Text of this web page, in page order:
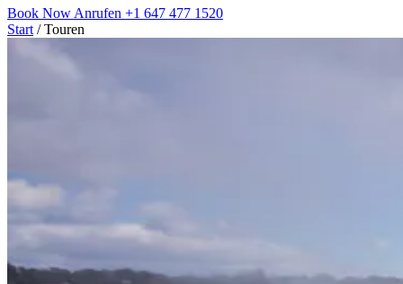
Book Now Anrufen +1 647 477 1520
Start / Touren